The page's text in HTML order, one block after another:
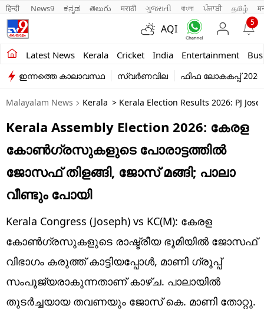
हिन्दी News9 ಕನ್ನಡ తెలుగు मराठी ગુજરાતી বাংলা ਪੰਜਾਬੀ தமிழ்
AQI
5
Latest News Kerala Cricket India Entertainment
Kerala
India
Entertainment
Business
Education
Sports
Lifestyle
world
Technology
Religion
ഇന്നത്തെ കാലാവസ്ഥ സ്വർണവില ഫിഫ ലോകകപ്പ് 2026
Malayalam News Kerala > Kerala Election Results 2026: PJ
Kerala Assembly Election 2026: കേരള
കോണ്‍ഗ്രസുകളുടെ പോരാട്ടത്തില്‍
ജോസഫ് തിളങ്ങി, ജോസ് മങ്ങി; പാലാ
വീണ്ടും പോയി
Kerala Congress (Joseph) vs KC(M): കേരള
കോണ്‍ഗ്രസുകളുടെ രാഷ്ട്രീയ ഭൂമിയില്‍ ജോസഫ്
വിഭാഗം കരുത്ത് കാട്ടിയപ്പോള്‍, മാണി ഗ്രൂപ്പ്
സംപൂജ്യരാകുന്നതാണ് കാഴ്ച. പാലായില്‍
തുടര്‍ച്ചയായ തവണയും ജോസ് കെ. മാണി തോറ്റു.